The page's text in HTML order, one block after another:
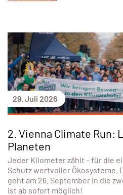
29. Juli 2026
2. Vienna Climate Run:
Planeten
Jeder Kilometer zählt – für die
Schutz wertvoller Ökosysteme.
geht am 26. September in die